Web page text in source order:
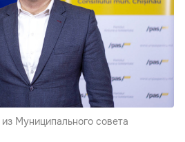
Муниципального совета